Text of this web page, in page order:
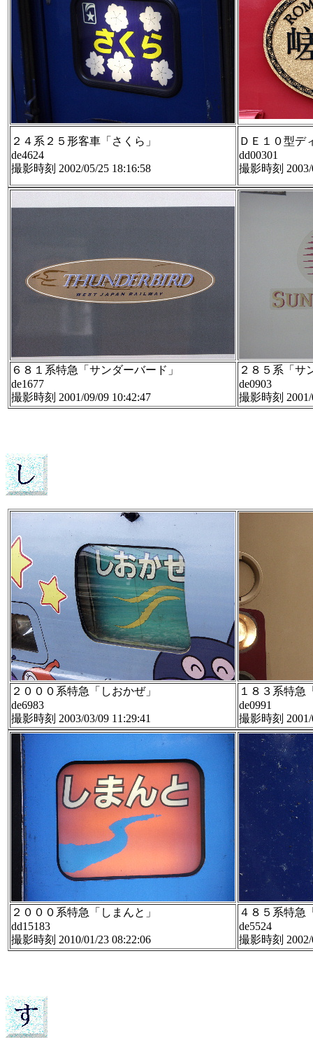
２４系２５形客車「さくら」
de4624
撮影時刻 2002/05/25 18:16:58
ＤＥ１０型デ
dd00301
撮影時刻 2003/
６８１系特急「サンダーバード」
de1677
撮影時刻 2001/09/09 10:42:47
２８５系「サ
de0903
撮影時刻 2001/
２０００系特急「しおかぜ」
de6983
撮影時刻 2003/03/09 11:29:41
１８３系特急
de0991
撮影時刻 2001/
２０００系特急「しまんと」
dd15183
撮影時刻 2010/01/23 08:22:06
４８５系特急
de5524
撮影時刻 2002/